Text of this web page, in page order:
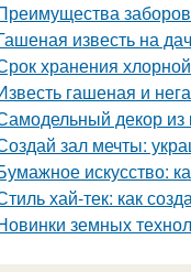
известь на
хранения
гашеная и
декор из
зал мечты:
искусство:
хай-тек: как
земных